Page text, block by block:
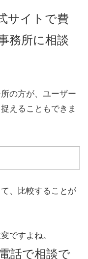
サイトで費
務所に相談
の方が、ユーザー
えることもできま
、比較することが
ですよね。
話で相談で